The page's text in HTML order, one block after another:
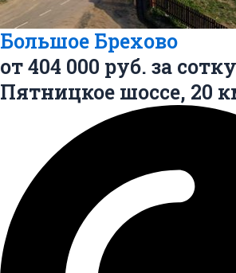
Большое Брехово
от404 000 руб. за сотку
Пятницкое шоссе, 20